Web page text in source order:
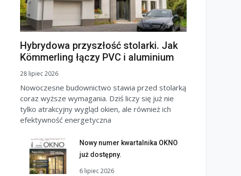
Hybrydowa przyszłość stolarki. Jak
Kömmerling łączy PVC i aluminium
28 lipiec 2026
Nowoczesne budownictwo stawia przed stolarką
coraz wyższe wymagania. Dziś liczy się już nie
tylko atrakcyjny wygląd okien, ale również ich
efektywność energetyczna
Nowy numer kwartalnika OKNO
już dostępny.
6 lipiec 2026